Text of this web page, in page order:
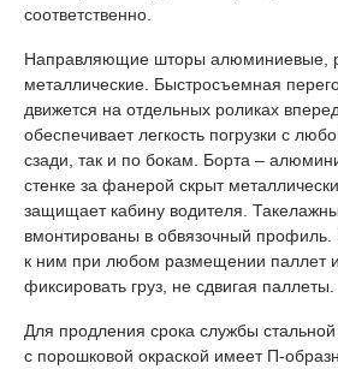
соответственно.
Направляющие шторы алюминиевые,
металлические. Быстросъемная
движется на отдельных роликах
обеспечивает легкость погрузки с
сзади, так и по бокам. Борта –
стенке за фанерой скрыт
защищает кабину водителя.
вмонтированы в обвязочный профиль.
к ним при любом размещении паллет
фиксировать груз, не сдвигая паллеты.
Для продления срока службы
с порошковой окраской имеет П-